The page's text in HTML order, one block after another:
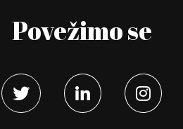
Povežimo se